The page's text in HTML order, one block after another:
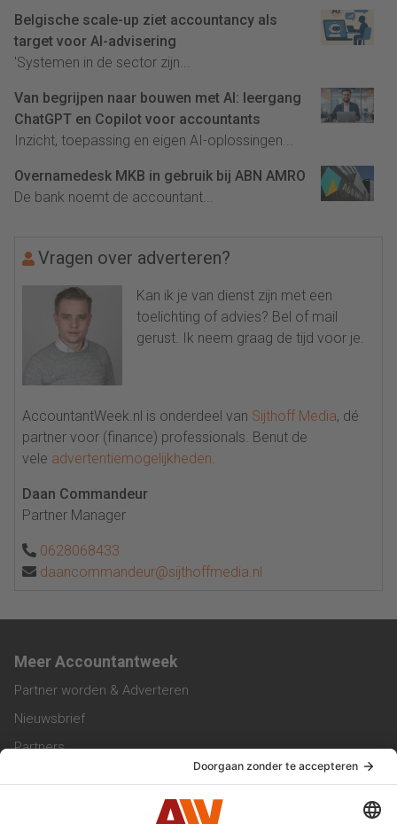
Belgische scale-up ziet accountancy als
target voor AI-advisering
'Systemen in de sector zijn...
Van begrijpen naar bouwen met AI: leergang
ChatGPT en Copilot voor accountants
Inzicht, toepassing en eigen AI-oplossingen...
Overnamedesk MKB in gebruik bij ABN AMRO
De bank noemt de accountant...
Vragen over adverteren?
Kan ik je van dienst zijn met een
toelichting of advies? Bel of mail
gerust. Ik neem graag de tijd voor je.
AccountantWeek.nl is onderdeel van Sijthoff Media, dé
partner voor (finance) professionals. Benut de
vele advertentiemogelijkheden.
Daan Commandeur
Partner Manager
0628068433
daancommandeur@sijthoffmedia.nl
Meer Accountantweek
Partner worden & Adverteren
Nieuwsbrief
Partners